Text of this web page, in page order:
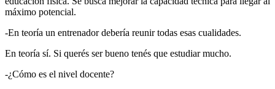
máximo potencial.
-En teoría un entrenador debería reunir todas esas cualidades.
En teoría sí. Si querés ser bueno tenés que estudiar mucho.
-¿Cómo es el nivel docente?